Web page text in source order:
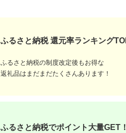
ふるさと納税 還元率ランキング
ふるさと納税の制度改定後もお得な
返礼品はまだまだたくさんあります！
ふるさと納税でポイント大量GET！